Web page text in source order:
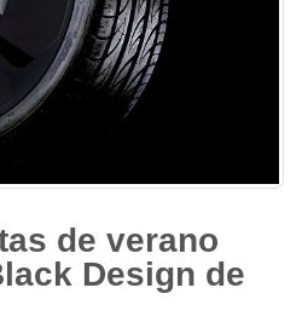
de verano
Design de